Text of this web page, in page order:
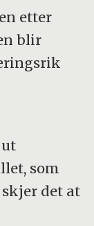
etter
blir
som
det at